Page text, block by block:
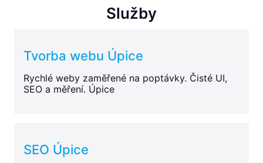
Služby
Tvorba webu Úpice
Rychlé weby zaměřené na poptávky. Čisté UI,
SEO a měření. Úpice
SEO Úpice